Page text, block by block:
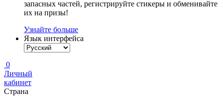
запасных частей, регистрируйте стикеры и обменивайте
их на призы!
Узнайте больше
Язык интерфейса
0
Личный
кабинет
Страна